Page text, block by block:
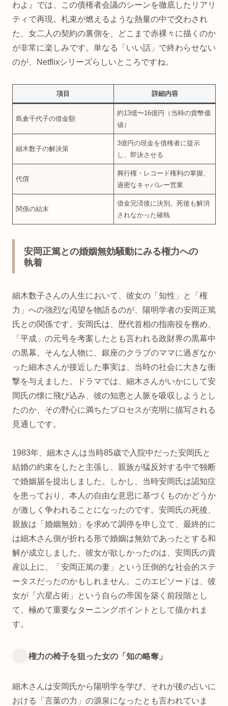
わよ』では、この債権者会議のシーンを徹底したリアリ
ティで再現。札束が燃えるような熱量の中で交わされ
た、女二人の契約の裏側を、どこまで赤裸々に描くのか
が非常に楽しみです。単なる「いい話」で終わらせない
のが、Netflixシリーズらしいところですね。
項目 詳細内容
島倉千代子の借金額
約13億〜16億円（当時の貨幣価
値）
細木数子の解決策
3億円の現金を債権者に提示
し、即決させる
代償
興行権・レコード権利の掌握、
過密なキャバレー営業
関係の結末
借金完済後に決別。死後も解消
されなかった確執
安岡正篤との婚姻無効騒動にみる権力への
執着
細木数子さんの人生において、彼女の「知性」と「権
力」への強烈な渇望を物語るのが、陽明学者の安岡正篤
氏との関係です。安岡氏は、歴代首相の指南役を務め、
「平成」の元号を考案したとも言われる政財界の黒幕中
の黒幕。そんな人物に、銀座のクラブのママに過ぎなか
った細木さんが接近した事実は、当時の社会に大きな衝
撃を与えました。ドラマでは、細木さんがいかにして安
岡氏の懐に飛び込み、彼の知恵と人脈を吸収しようとし
たのか、その野心に満ちたプロセスが克明に描写される
見通しです。
1983年、細木さんは当時85歳で入院中だった安岡氏と
結婚の約束をしたと主張し、親族が猛反対する中で独断
で婚姻届を提出しました。しかし、当時安岡氏は認知症
を患っており、本人の自由な意思に基づくものかどうか
が激しく争われることになったのです。安岡氏の死後、
親族は「婚姻無効」を求めて調停を申し立て、最終的に
は細木さん側が折れる形で婚姻は無効であったとする和
解が成立しました。彼女が欲しかったのは、安岡氏の資
産以上に、「安岡正篤の妻」という圧倒的な社会的ステ
ータスだったのかもしれません。このエピソードは、彼
女が「六星占術」という自らの帝国を築く前段階とし
て、極めて重要なターニングポイントとして描かれま
す。
権力の椅子を狙った女の「知の略奪」
細木さんは安岡氏から陽明学を学び、それが後の占いに
おける「言葉の力」の源泉になったとも言われていま